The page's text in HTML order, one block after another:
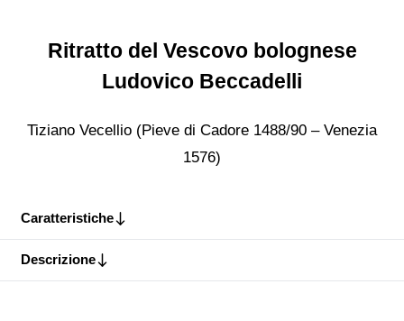
Ritratto del Vescovo bolognese
Ludovico Beccadelli
Tiziano Vecellio (Pieve di Cadore 1488/90 – Venezia
1576)
Caratteristiche
Descrizione